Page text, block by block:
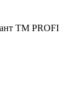
TM PROFI